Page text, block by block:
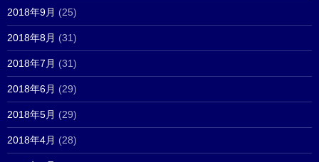
2018年9月 (25)
2018年8月 (31)
2018年7月 (31)
2018年6月 (29)
2018年5月 (29)
2018年4月 (28)